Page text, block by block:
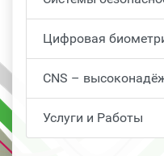
Цифровая
CNS –
Услуги и Работы